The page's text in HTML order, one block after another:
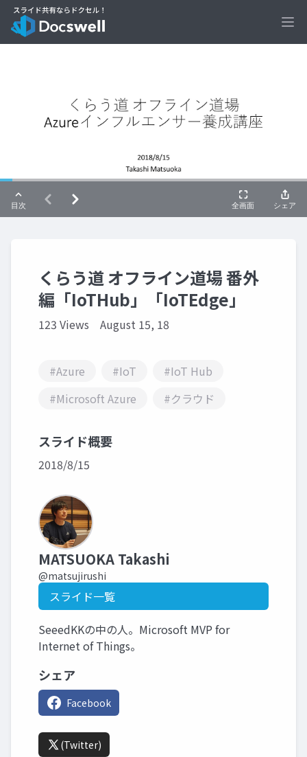
くらう道 オフライン道場 番外
編「IoTHub」「IoTEdge」
123 Views August 15, 18
#Azure #IoT
#IoT Hub
#Microsoft Azure
#クラウド
スライド概要
2018/8/15
MATSUOKA Takashi
@matsujirushi
スライド一覧
SeeedKKの中の人。Microsoft MVP for
Internet of Things。
シェア
Facebook
(Twitter)